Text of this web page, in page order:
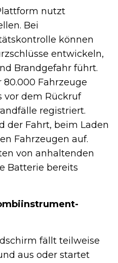
nutzt
Bei
können
entwickeln,
Brandgefahr führt.
Fahrzeuge
vor dem Rückruf
registriert.
der Fahrt, beim Laden
Fahrzeugen auf.
von anhaltenden
Batterie bereits
fällt teilweise
aus oder startet